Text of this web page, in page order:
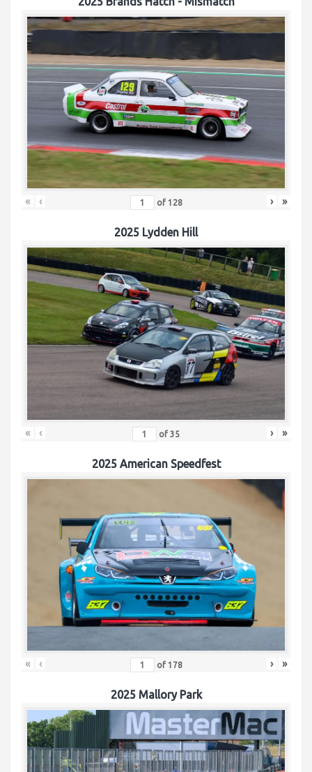
« ‹ of 128 › »
2025 Lydden Hill
« ‹ of 35 › »
2025 American Speedfest
« ‹ of 178 › »
2025 Mallory Park